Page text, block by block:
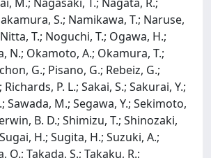
S.; Namikawa, T.; Naruse,
T.; Noguchi, T.; Ogawa, H.;
N.; Okamoto, A.; Okamura, T.;
G.; Pisano, G.; Rebeiz, G.;
P. L.; Sakai, S.; Sakurai, Y.;
Sawada, M.; Segawa, Y.; Sekimoto,
B. D.; Shimizu, T.; Shinozaki,
H.; Sugita, H.; Suzuki, A.;
O.; Takada, S.; Takaku, R.;